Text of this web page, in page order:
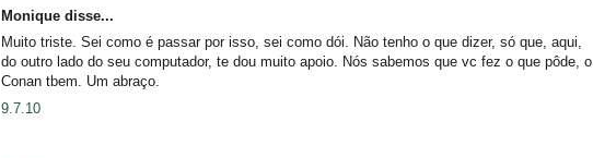
Monique disse...
Muito triste. Sei como é passar por isso, sei como dói. Não tenho o que dizer, só que, aqui,
do outro lado do seu computador, te dou muito apoio. Nós sabemos que vc fez o que pôde, o
Conan tbem. Um abraço.
9.7.10